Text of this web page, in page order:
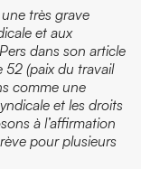
très grave
et aux
dans son article
52 (paix du travail
comme une
et les droits
à l’affirmation
pour plusieurs